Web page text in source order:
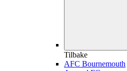
Tilbake
AFC Bournemouth